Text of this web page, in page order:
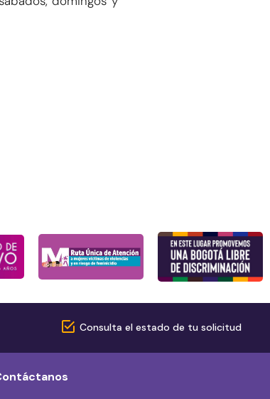
Consulta el estado de tu solicitud